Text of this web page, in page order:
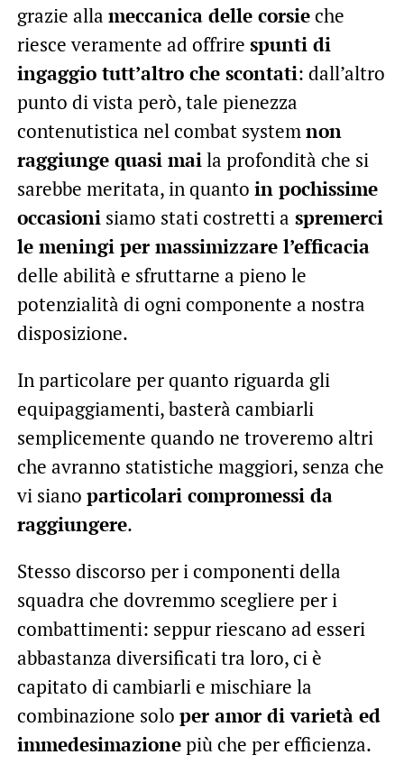
grazie alla meccanica delle corsieche
riesce veramente ad offrire spunti di
ingaggio tutt’altro che scontati: dall’altro
punto di vista però, tale pienezza
contenutistica nel combat systemnon
raggiunge quasi maila profondità che si
sarebbe meritata, in quanto in pochissime
occasionisiamo stati costretti a spremerci
le meningi per massimizzare l’efficacia
delle abilità e sfruttarne a pieno le
potenzialità di ogni componente a nostra
disposizione.
In particolare per quanto riguarda gli
equipaggiamenti, basterà cambiarli
semplicemente quando ne troveremo altri
che avranno statistiche maggiori, senza che
vi siano particolari compromessi da
raggiungere.
Stesso discorso per i componenti della
squadra che dovremmo scegliere per i
combattimenti: seppur riescano ad esseri
abbastanza diversificati tra loro, ci è
capitato di cambiarli e mischiare la
combinazione solo per amor di varietà ed
immedesimazionepiù che per efficienza.